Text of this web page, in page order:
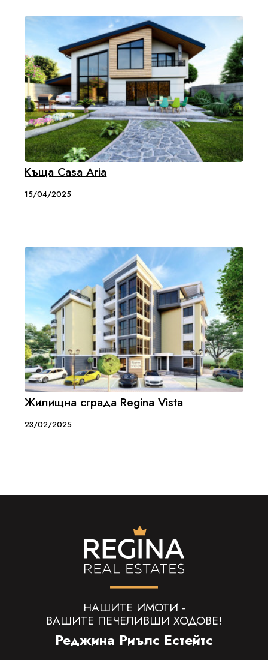
15/04/2025
Къща Casa Aria
23/02/2025
Жилищна сграда Regina Vista
НАШИТЕ ИМОТИ -
ВАШИТЕ ПЕЧЕЛИВШИ ХОДОВЕ!
Реджина Риълс Естейтс